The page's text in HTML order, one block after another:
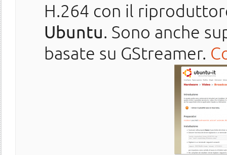
H.264 con il
Ubuntu. Sono anche
basate su GStreamer.